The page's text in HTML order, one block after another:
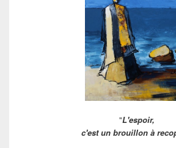
"L'espoir,
c'est un brouillon à